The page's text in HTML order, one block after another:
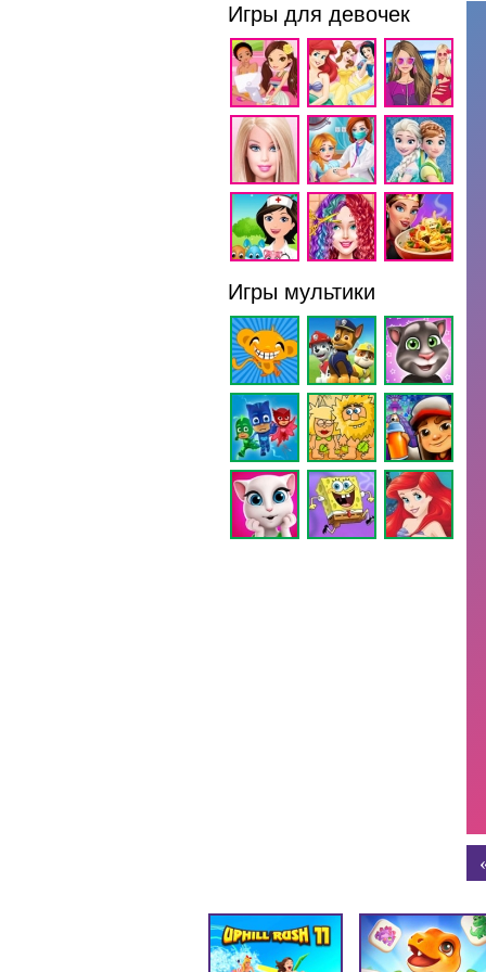
Игры для девочек
Игры мультики